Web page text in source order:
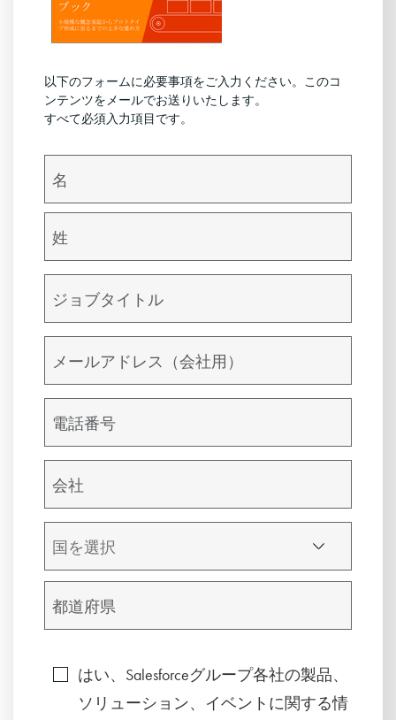
以下のフォームに必要事項をご入力ください。このコ
ンテンツをメールでお送りいたします。
すべて必須入力項目です。
はい、Salesforceグループ各社の製品、
ソリューション、イベントに関する情